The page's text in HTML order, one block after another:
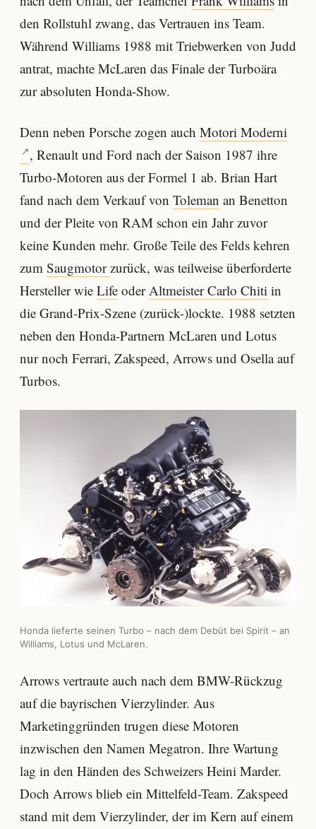
den Rollstuhl zwang, das Vertrauen ins Team.
Während Williams 1988 mit Triebwerken von Judd
antrat, machte McLaren das Finale der Turboära
zur absoluten Honda-Show.
Denn neben Porsche zogen auch Motori Moderni
, Renault und Ford nach der Saison 1987 ihre
Turbo-Motoren aus der Formel 1 ab. Brian Hart
fand nach dem Verkauf von Toleman an Benetton
und der Pleite von RAM schon ein Jahr zuvor
keine Kunden mehr. Große Teile des Felds kehren
zum Saugmotor zurück, was teilweise überforderte
Hersteller wie Life oder Altmeister Carlo Chiti in
die Grand-Prix-Szene (zurück-)lockte. 1988 setzten
neben den Honda-Partnern McLaren und Lotus
nur noch Ferrari, Zakspeed, Arrows und Osella auf
Turbos.
Honda lieferte seinen Turbo – nach dem Debüt bei Spirit – an
Williams, Lotus und McLaren.
Arrows vertraute auch nach dem BMW-Rückzug
auf die bayrischen Vierzylinder. Aus
Marketinggründen trugen diese Motoren
inzwischen den Namen Megatron. Ihre Wartung
lag in den Händen des Schweizers Heini Marder.
Doch Arrows blieb ein Mittelfeld-Team. Zakspeed
stand mit dem Vierzylinder, der im Kern auf einem